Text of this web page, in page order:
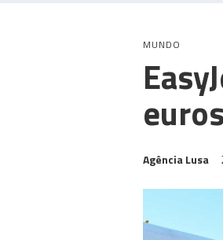
MUNDO
euros
Agência Lusa